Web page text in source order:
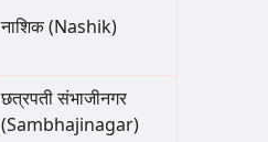
नाशिक (Nashik)
छत्रपती संभाजीनगर
(Sambhajinagar)